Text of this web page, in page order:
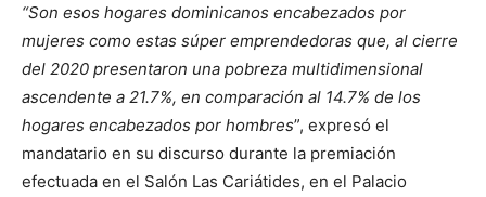
“Son esos hogares dominicanos encabezados por
mujeres como estas súper emprendedoras que, al cierre
del 2020 presentaron una pobreza multidimensional
ascendente a 21.7%, en comparación al 14.7% de los
hogares encabezados por hombres”, expresó el
mandatario en su discurso durante la premiación
efectuada en el Salón Las Cariátides, en el Palacio